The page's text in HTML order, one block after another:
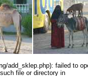
add_sklep.php): failed to
such file or directory in